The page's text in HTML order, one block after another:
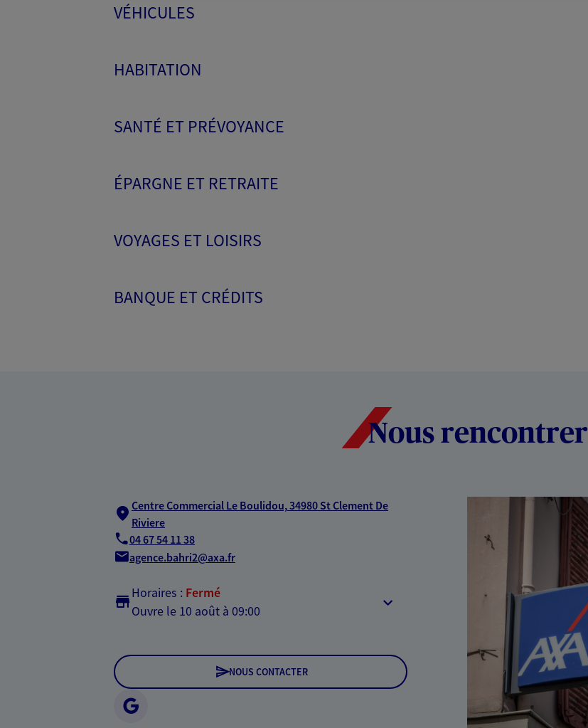
VÉHICULES
HABITATION
SANTÉ ET PRÉVOYANCE
ÉPARGNE ET RETRAITE
VOYAGES ET LOISIRS
BANQUE ET CRÉDITS
Nous rencontrer
Centre Commercial Le Boulidou,34980 St Clement De
Riviere
04 67 54 11 38
agence.bahri2@axa.fr
Horaires : Fermé
Ouvre le 10 août à 09:00
NOUS CONTACTER